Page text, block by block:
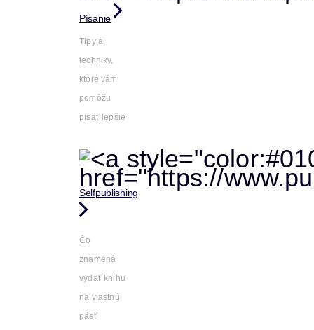
Písanie
Tipy a
techniky,
ktoré vám
pomôžu
písať lepšie
Selfpublishing
Čo
znamená
vydať knihu
na vlastnú
päsť